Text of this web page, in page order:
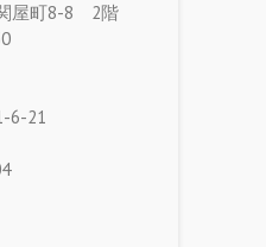
屋町8-8 2階
6-21